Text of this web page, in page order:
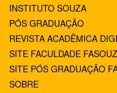
INSTITUTO SOUZA
PÓS GRADUAÇÃO
REVISTA ACADÊMICA
SITE FACULDADE
SITE PÓS GRADUAÇÃO
SOBRE